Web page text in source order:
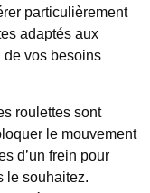
particulièrement
adaptés aux
de vos besoins
roulettes sont
le mouvement
d’un frein pour
le souhaitez.